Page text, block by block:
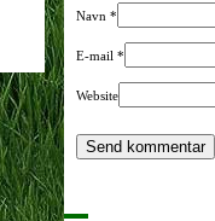
Navn *
E-mail *
Website